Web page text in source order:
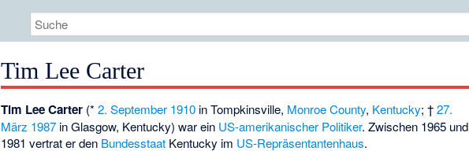
Tim Lee Carter
Tim Lee Carter (*2. September 1910 inTompkinsville, Monroe County, Kentucky; †27.
März 1987 inGlasgow, Kentucky) war ein US-amerikanischer Politiker. Zwischen 1965 und
1981 vertrat er den Bundesstaat Kentucky im US-Repräsentantenhaus.